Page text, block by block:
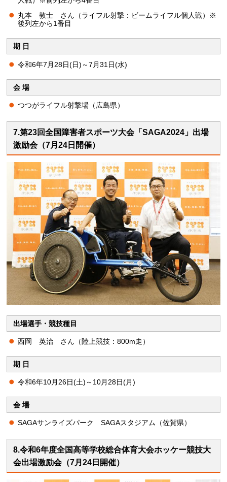
丸本 敦士 さん（ライフル射撃：ビームライフル個人戦）※
後列左から1番目
期 日
令和6年7月28日(日)～7月31日(水)
会 場
つつがライフル射撃場（広島県）
7.第23回全国障害者スポーツ大会「SAGA2024」出場
激励会（7月24日開催）
出場選手・競技種目
西岡 英治 さん（陸上競技：800m走）
期 日
令和6年10月26日(土)～10月28日(月)
会 場
SAGAサンライズパーク SAGAスタジアム（佐賀県）
8.令和6年度全国高等学校総合体育大会ホッケー競技大
会出場激励会（7月24日開催）